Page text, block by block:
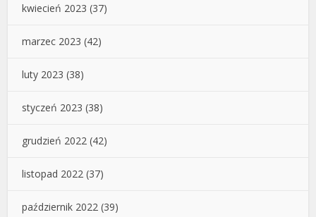
kwiecień 2023 (37)
marzec 2023 (42)
luty 2023 (38)
styczeń 2023 (38)
grudzień 2022 (42)
listopad 2022 (37)
październik 2022 (39)